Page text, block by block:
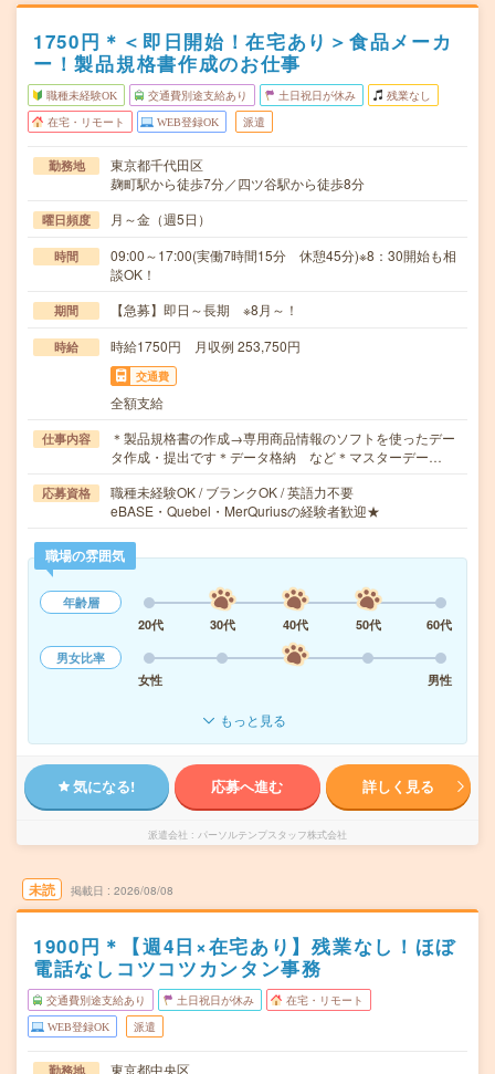
1750円＊＜即日開始！在宅あり＞食品メーカ
ー！製品規格書作成のお仕事
職種未経験OK 交通費別途支給あり 土日祝日が休み 残業なし
在宅・リモート WEB登録OK 派遣
勤務地
東京都千代田区
麹町駅から徒歩7分／四ツ谷駅から徒歩8分
曜日頻度 月～金（週5日）
時間
09:00～17:00(実働7時間15分 休憩45分)※8：30開始も相
談OK！
期間 【急募】即日～長期 ※8月～！
時給 時給1750円 月収例 253,750円
交通費
全額支給
仕事内容
＊製品規格書の作成→専用商品情報のソフトを使ったデー
タ作成・提出です＊データ格納 など＊マスターデー…
応募資格
職種未経験OK / ブランクOK / 英語力不要
eBASE・Quebel・MerQuriusの経験者歓迎★
職場の雰囲気
年齢層
20代
30代 40代 50代
60代
男女比率
女性
男性
もっと見る
気になる! 応募へ進む 詳しく見る
派遣会社 パーソルテンプスタッフ株式会社
未読 掲載日 2026/08/08
1900円＊【週4日×在宅あり】残業なし！ほぼ
電話なしコツコツカンタン事務
交通費別途支給あり 土日祝日が休み 在宅・リモート
WEB登録OK 派遣
勤務地 東京都中央区